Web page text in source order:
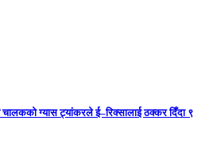
चालकको ग्यास ट्यांकरले ई–रिक्सालाई ठक्कर दिँदा ९